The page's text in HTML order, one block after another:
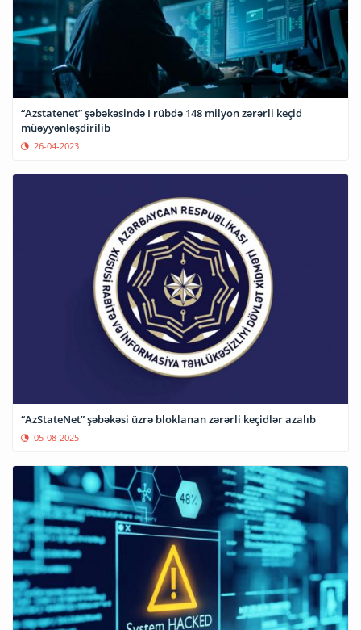
“Azstatenet” şəbəkəsində I rübdə 148 milyon zərərli keçid
müəyyənləşdirilib
26-04-2023
“AzStateNet” şəbəkəsi üzrə bloklanan zərərli keçidlər azalıb
05-08-2025